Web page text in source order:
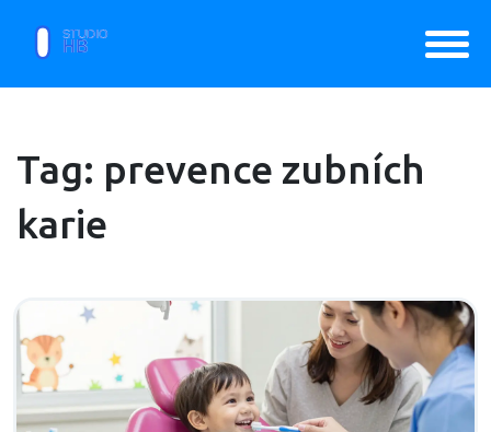
Tag: prevence zubních
karie